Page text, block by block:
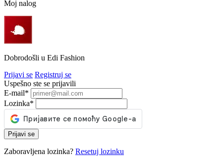
Moj nalog
Dobrodošli u Edi Fashion
Prijavi se Registruj se
Uspešno ste se prijavili
E-mail*
Lozinka*
Prijavi se
Zaboravljena lozinka? Resetuj lozinku